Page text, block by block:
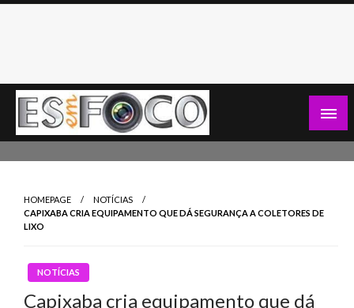
Skip
HOMEPAGE
NOTÍCIAS
CAPIXABA CRIA EQUIPAMENTO QUE DÁ SEGURANÇA A COLETORES DE
LIXO
NOTÍCIAS
Capixaba cria equipamento que dá